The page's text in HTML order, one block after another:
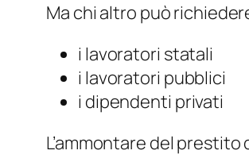
Ma chi altro può
i lavoratori statali
i lavoratori pubblici
i dipendenti privati
L’ammontare del prestito